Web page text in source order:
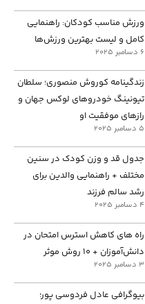
ورزش مناسب کودکان: راهنمایی
کامل و لیست بهترین ورزش‌ها
6 دسامبر 2025
زندگینامه کوروش منصوری؛ سلطان
تیونینگ خودروهای لوکس جهان و
رازهای موفقیت او
5 دسامبر 2025
جدول قد و وزن کودک در سنین
مختلف + راهنمایی والدین برای
رشد سالم فرزند
4 دسامبر 2025
راه های کاهش استرس امتحان در
دانش‌آموزان + ۱۰ روش موثر
3 دسامبر 2025
بیوگرافی عادل فردوسی پور؛